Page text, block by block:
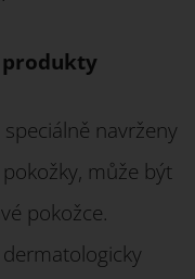
navrženy
může být
pokožce.